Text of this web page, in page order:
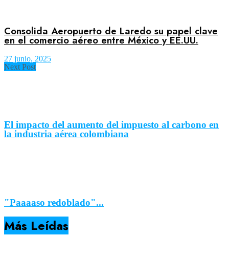
Consolida Aeropuerto de Laredo su papel clave
en el comercio aéreo entre México y EE.UU.
27 junio, 2025
Next Post
El impacto del aumento del impuesto al carbono en
la industria aérea colombiana
"Paaaaso redoblado"...
Más Leídas